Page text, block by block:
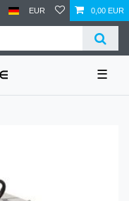
EUR 0,00 EUR
☰